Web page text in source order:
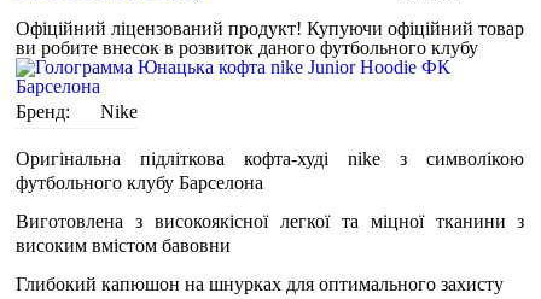
Офіційний ліцензований продукт!Купуючи офіційний товар
ви робите внесок в розвиток даного футбольного клубу
Бренд: Nike
Оригінальна підліткова кофта-худі nike з символікою
футбольного клубу Барселона
Виготовлена з високоякісної легкої та міцної тканини з
високим вмістом бавовни
Глибокий капюшон на шнурках для оптимального захисту